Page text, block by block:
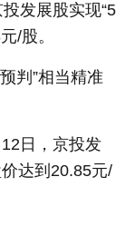
发展股实现“5
/股。
判”相当精准
日，京投发
达到20.85元/